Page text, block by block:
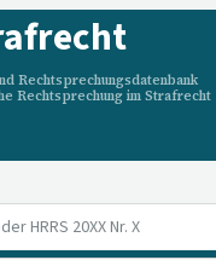
Rechtsprechungsdatenbank
Rechtsprechung im Strafrecht